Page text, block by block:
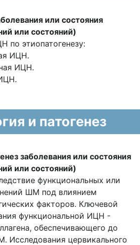
или состояния
или состояний)
по этиопатогенезу:
ИЦН.
ИЦН.
и патогенез
заболевания или состояния
или состояний)
функциональных или
ШМ под влиянием
факторов. Ключевой
функциональной ИЦН -
обеспечивающего до
Исследования цервикального